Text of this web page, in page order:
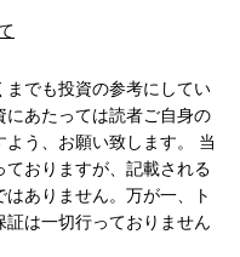
でも投資の参考にしてい
あたっては読者ご自身の
う、お願い致します。 当
おりますが、記載される
ありません。万が一、ト
は一切行っておりません